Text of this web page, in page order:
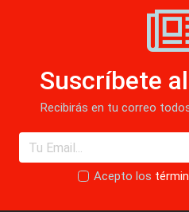
Suscríbete
Recibirás en tu correo
Acepto los